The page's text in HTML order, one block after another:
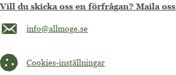
Vill du skicka oss en förfrågan? Maila
Maila oss på info@allmoge.se
info@allmoge.se
Cookies-inställningar
Cookies-inställningar